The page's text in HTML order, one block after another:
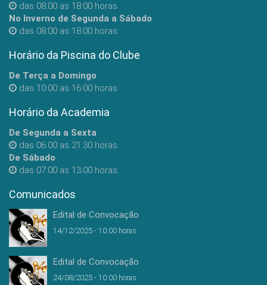
das 08:00 as 18:00 horas
No Inverno de Segunda a Sábado
das 08:00 as 18:00 horas
Horário da Piscina do Clube
De Terça a Domingo
das 10:00 as 16:00 horas
Horário da Academia
De Segunda a Sexta
das 06:00 as 21:30 horas.
De Sábado
das 07:00 as 13:00 horas.
Comunicados
Edital de Convocação
14/12/2025 - 10:00 horas
Edital de Convocação
24/08/2025 - 10:00 horas